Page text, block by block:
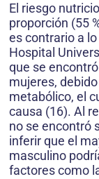
El riesgo
proporción (55
es contrario a
Hospital
que se
mujeres,
metabólico, el
causa (16). Al
no se encontró
inferir que el
masculino
factores como